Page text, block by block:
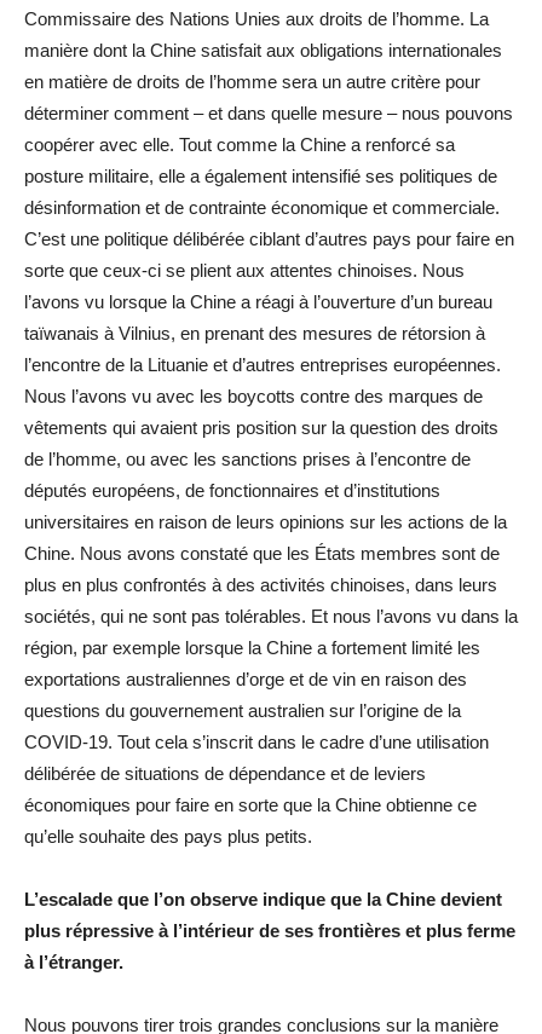
Commissaire des Nations Unies aux droits de l’homme. La
manière dont la Chine satisfait aux obligations internationales
en matière de droits de l’homme sera un autre critère pour
déterminer comment – et dans quelle mesure – nous pouvons
coopérer avec elle. Tout comme la Chine a renforcé sa
posture militaire, elle a également intensifié ses politiques de
désinformation et de contrainte économique et commerciale.
C’est une politique délibérée ciblant d’autres pays pour faire en
sorte que ceux-ci se plient aux attentes chinoises. Nous
l’avons vu lorsque la Chine a réagi à l’ouverture d’un bureau
taïwanais à Vilnius, en prenant des mesures de rétorsion à
l’encontre de la Lituanie et d’autres entreprises européennes.
Nous l’avons vu avec les boycotts contre des marques de
vêtements qui avaient pris position sur la question des droits
de l’homme, ou avec les sanctions prises à l’encontre de
députés européens, de fonctionnaires et d’institutions
universitaires en raison de leurs opinions sur les actions de la
Chine. Nous avons constaté que les États membres sont de
plus en plus confrontés à des activités chinoises, dans leurs
sociétés, qui ne sont pas tolérables. Et nous l’avons vu dans la
région, par exemple lorsque la Chine a fortement limité les
exportations australiennes d’orge et de vin en raison des
questions du gouvernement australien sur l’origine de la
COVID-19. Tout cela s’inscrit dans le cadre d’une utilisation
délibérée de situations de dépendance et de leviers
économiques pour faire en sorte que la Chine obtienne ce
qu’elle souhaite des pays plus petits.
L’escalade que l’on observe indique que la Chine devient
plus répressive à l’intérieur de ses frontières et plus ferme
à l’étranger.
Nous pouvons tirer trois grandes conclusions sur la manière